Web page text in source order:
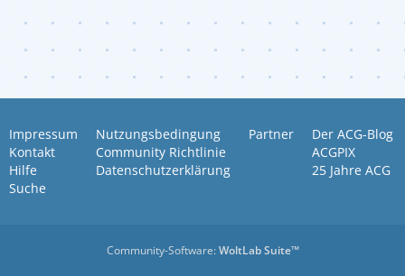
Impressum
Kontakt
Hilfe
Suche
Nutzungsbedingung
Community Richtlinie
Datenschutzerklärung
Partner
Der ACG-Blog
ACGPIX
25 Jahre ACG
Community-Software:WoltLab Suite™